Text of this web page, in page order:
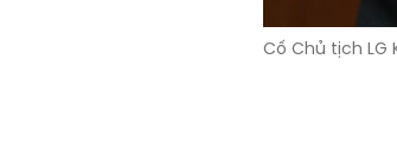
Cố Chủ tịch LG